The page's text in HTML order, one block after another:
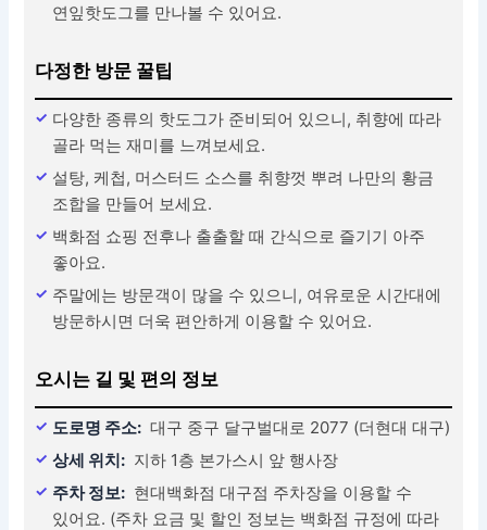
연잎핫도그를 만나볼 수 있어요.
다정한 방문 꿀팁
다양한 종류의 핫도그가 준비되어 있으니, 취향에 따라
골라 먹는 재미를 느껴보세요.
설탕, 케첩, 머스터드 소스를 취향껏 뿌려 나만의 황금
조합을 만들어 보세요.
백화점 쇼핑 전후나 출출할 때 간식으로 즐기기 아주
좋아요.
주말에는 방문객이 많을 수 있으니, 여유로운 시간대에
방문하시면 더욱 편안하게 이용할 수 있어요.
오시는 길 및 편의 정보
도로명 주소: 대구 중구 달구벌대로 2077 (더현대 대구)
상세 위치: 지하 1층 본가스시 앞 행사장
주차 정보: 현대백화점 대구점 주차장을 이용할 수
있어요. (주차 요금 및 할인 정보는 백화점 규정에 따라